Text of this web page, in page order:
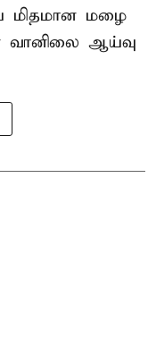
மிதமான மழை
வானிலை ஆய்வு